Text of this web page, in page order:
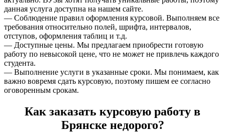
данная услуга доступна на нашем сайте.
— Соблюдение правил оформления курсовой. Выполняем все
требования относительно полей, шрифта, интервалов,
отступов, оформления таблиц и т.д.
— Доступные цены. Мы предлагаем приобрести готовую
работу по невысокой цене, что не может не привлечь каждого
студента.
— Выполнение услуги в указанные сроки. Мы понимаем, как
важно вовремя сдать курсовую, поэтому пишем ее согласно
оговоренным срокам.
Как заказать курсовую работу в
Брянске недорого?